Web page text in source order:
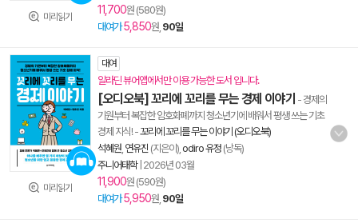
미리읽기
11,700원 (580원)
대여가 5,850원, 90일
미리읽기
대여
알라딘 뷰어앱에서만 이용 가능한 도서 입니다.
[오디오북] 꼬리에 꼬리를 무는 경제 이야기 - 경제의
기원부터 복잡한 암호화폐까지 청소년기에 배워서 평생 쓰는 기초
경제 지식!-꼬리에 꼬리를 무는 이야기 (오디오북)
석혜원 연유진 (지은이), odiro 유정 (낭독)
주니어태학| 2026년 03월
11,900원 (590원)
대여가 5,950원, 90일